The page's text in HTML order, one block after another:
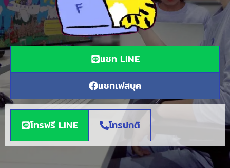
แชท LINE
แชทเฟสบุค
โทรฟรี LINE โทรปกติ